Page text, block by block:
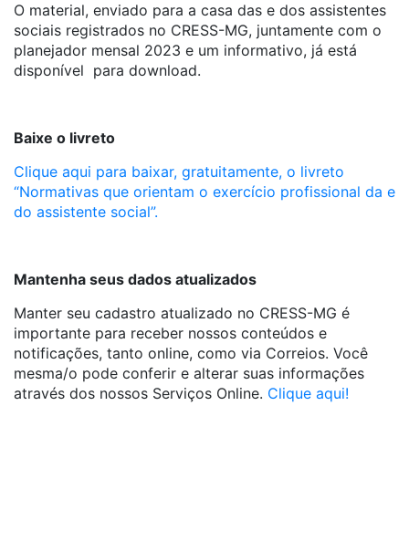
O material, enviado para a casa das e dos assistentes
sociais registrados no CRESS-MG, juntamente com o
planejador mensal 2023 e um informativo, já está
disponível para download.
Baixe o livreto
Clique aqui para baixar, gratuitamente, o livreto
“Normativas que orientam o exercício profissional da e
do assistente social”.
Mantenha seus dados atualizados
Manter seu cadastro atualizado no CRESS-MG é
importante para receber nossos conteúdos e
notificações, tanto online, como via Correios. Você
mesma/o pode conferir e alterar suas informações
através dos nossos Serviços Online. Clique aqui!